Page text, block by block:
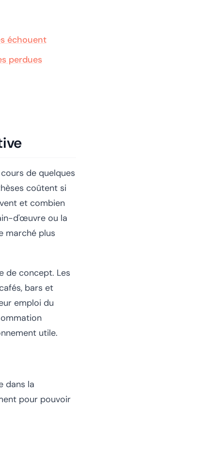
échouent
perdues
de quelques
coûtent si
et combien
d'œuvre ou la
marché plus
de concept. Les
bars et
emploi du
utile.
dans la
pour pouvoir